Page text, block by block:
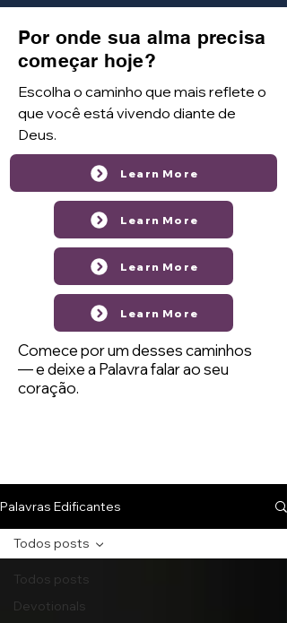
Por onde sua alma precisa
começar hoje?
Escolha o caminho que mais reflete o
que você está vivendo diante de
Deus.
Learn More
Learn More
Learn More
Learn More
Comece por um desses caminhos
— e deixe a Palavra falar ao seu
coração.
Palavras Edificantes
Todos posts
Devotionals
Todos posts